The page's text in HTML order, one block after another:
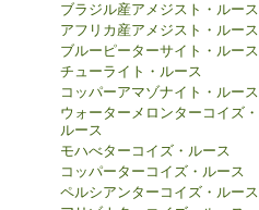
ブラジル産アメジスト・ルース
アフリカ産アメジスト・ルース
ブルーピーターサイト・ルース
チューライト・ルース
コッパーアマゾナイト・ルース
ウォーターメロンターコイズ・
ルース
モハべターコイズ・ルース
コッパーターコイズ・ルース
ペルシアンターコイズ・ルース